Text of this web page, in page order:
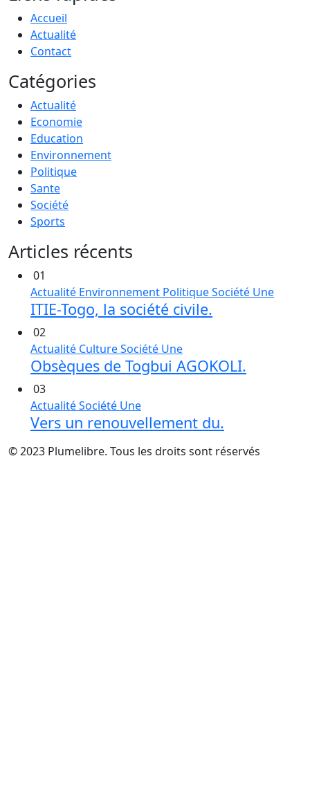
Accueil
Actualité
Contact
Catégories
Actualité
Economie
Education
Environnement
Politique
Sante
Société
Sports
Articles récents
01
Actualité Environnement PolitiqueSociété Une
ITIE-Togo, la société civile.
02
Actualité CultureSociété Une
Obsèques de Togbui AGOKOLI.
03
ActualitéSociété Une
Vers un renouvellement du.
© 2023 Plumelibre. Tous les droits sont réservés